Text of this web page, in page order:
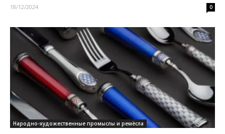
18/12/2024 0
Народно-художественные промыслы и ремёсла